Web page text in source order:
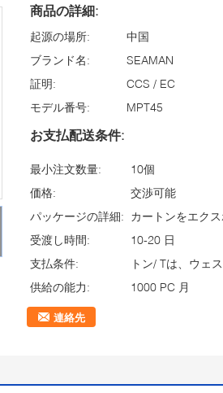
商品の詳細:
起源の場所:
中国
ブランド名:
SEAMAN
証明:
CCS / EC
モデル番号:
MPT45
お支払配送条件:
最小注文数量:
10個
価格:
交渉可能
パッケージの詳細: カートンをエクス
受渡し時間:
10-20 日
支払条件:
トン/ Tは、ウェ
供給の能力:
1000 PC 月
連絡先